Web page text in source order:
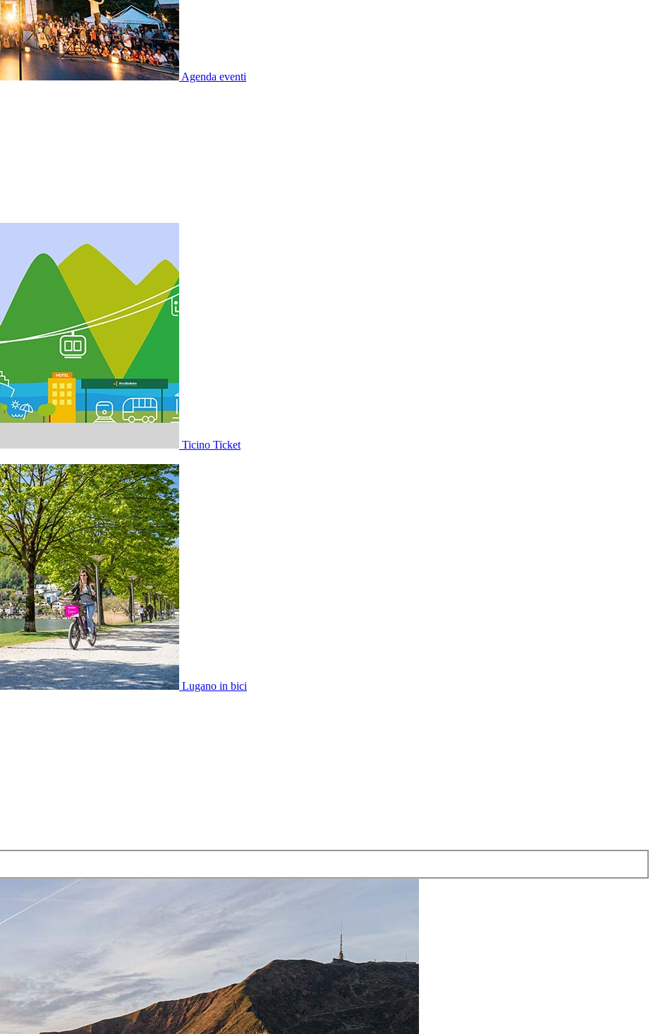
Agenda eventi
Ticino Ticket
Lugano in bici